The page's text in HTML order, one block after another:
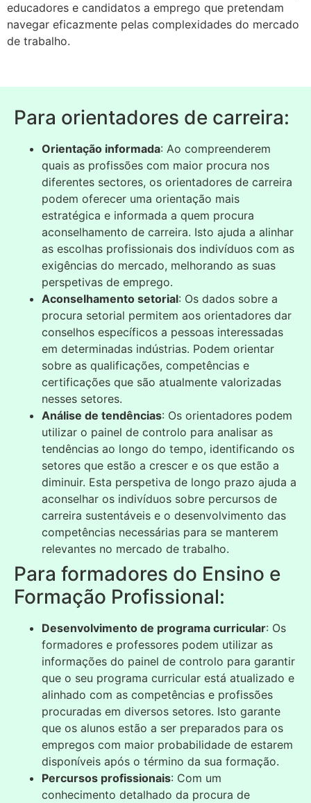
educadores e candidatos a emprego que pretendam
navegar eficazmente pelas complexidades do mercado
de trabalho.
Para orientadores de carreira:
Orientação informada: Ao compreenderem
quais as profissões com maior procura nos
diferentes sectores, os orientadores de carreira
podem oferecer uma orientação mais
estratégica e informada a quem procura
aconselhamento de carreira. Isto ajuda a alinhar
as escolhas profissionais dos indivíduos com as
exigências do mercado, melhorando as suas
perspetivas de emprego.
Aconselhamento setorial: Os dados sobre a
procura setorial permitem aos orientadores dar
conselhos específicos a pessoas interessadas
em determinadas indústrias. Podem orientar
sobre as qualificações, competências e
certificações que são atualmente valorizadas
nesses setores.
Análise de tendências: Os orientadores podem
utilizar o painel de controlo para analisar as
tendências ao longo do tempo, identificando os
setores que estão a crescer e os que estão a
diminuir. Esta perspetiva de longo prazo ajuda a
aconselhar os indivíduos sobre percursos de
carreira sustentáveis e o desenvolvimento das
competências necessárias para se manterem
relevantes no mercado de trabalho.
Para formadores do Ensino e
Formação Profissional:
Desenvolvimento de programa curricular: Os
formadores e professores podem utilizar as
informações do painel de controlo para garantir
que o seu programa curricular está atualizado e
alinhado com as competências e profissões
procuradas em diversos setores. Isto garante
que os alunos estão a ser preparados para os
empregos com maior probabilidade de estarem
disponíveis após o término da sua formação.
Percursos profissionais: Com um
conhecimento detalhado da procura de